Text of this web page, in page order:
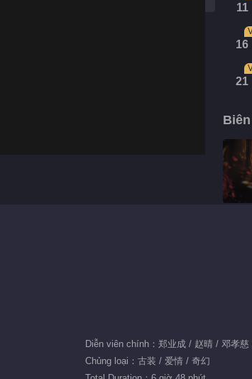
11
16
21
Diễn viên chính：郑业成 / 赵晴 / 邓孝慈
Chủng loại：古装 / 爱情 / 奇幻